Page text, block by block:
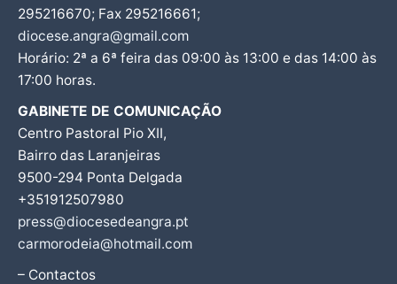
295216670; Fax 295216661;
diocese.angra@gmail.com
Horário: 2ª a 6ª feira das 09:00 às 13:00 e das 14:00 às
17:00 horas.
GABINETE DE COMUNICAÇÃO
Centro Pastoral Pio XII,
Bairro das Laranjeiras
9500-294 Ponta Delgada
+351912507980
press@diocesedeangra.pt
carmorodeia@hotmail.com
– Contactos